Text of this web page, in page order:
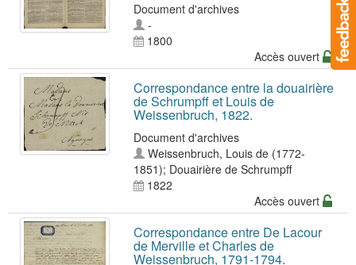
Document d'archives
-
1800
Accès ouvert
Correspondance entre la douairière
de Schrumpff et Louis de
Weissenbruch, 1822.
Document d'archives
Weissenbruch, Louis de (1772-
1851); Douairière de Schrumpff
1822
Accès ouvert
Correspondance entre De Lacour
de Merville et Charles de
Weissenbruch, 1791-1794.